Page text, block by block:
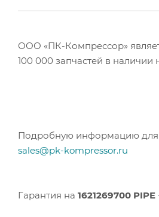
ООО «ПК-Компрессор»
100 000 запчастей в
Подробную информацию для
sales@pk-kompressor.ru
Гарантия на 1621269700 PIPE